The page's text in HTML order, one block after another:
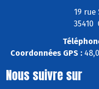
19 rue
35410
Coordonnées GPS :
Nous suivre sur